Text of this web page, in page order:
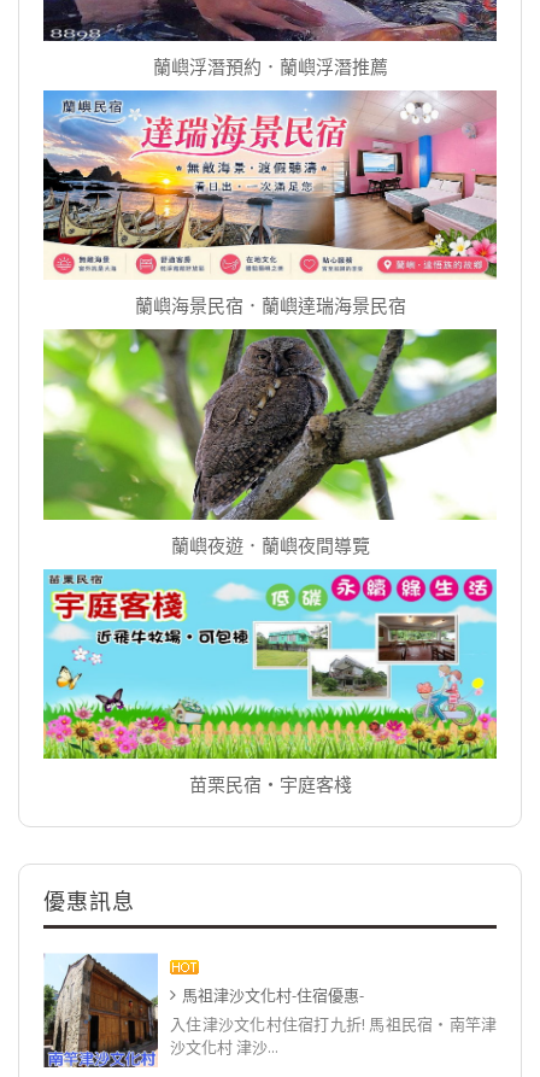
蘭嶼浮潛預約．蘭嶼浮潛推薦
蘭嶼海景民宿．蘭嶼達瑞海景民宿
蘭嶼夜遊．蘭嶼夜間導覽
苗栗民宿‧宇庭客棧
優惠訊息
馬祖津沙文化村-住宿優惠-
入住津沙文化村住宿打九折! 馬祖民宿‧南竿津
沙文化村 津沙...